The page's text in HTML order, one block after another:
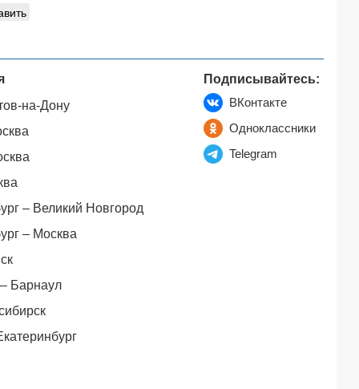
на-Дону
– Великий Новгород
– Москва
Барнаул
Подписывайтесь:
ВКонтакте
Одноклассники
Telegram